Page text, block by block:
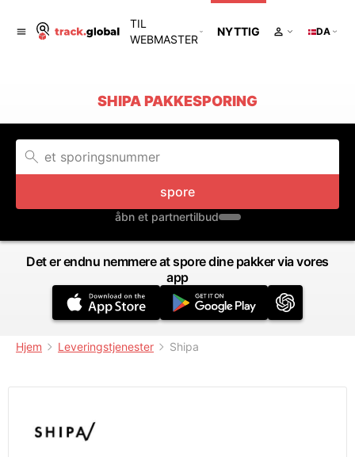
TIL
WEBMASTER
NYTTIG DA
SHIPA PAKKESPORING
spore
åbn et partnertilbud
Det er endnu nemmere at spore dine pakker via vores
app
Hjem Leveringstjenester Shipa